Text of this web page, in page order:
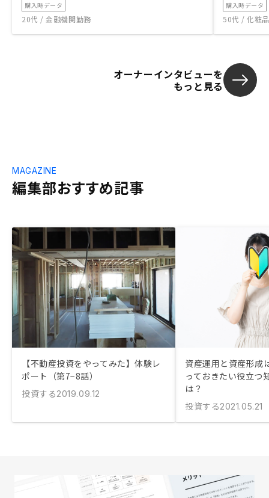
購入時データ
20代 / 金融機関勤務
購入時データ
50代 / 化粧
オーナーインタビューを
もっと見る
編集部おすすめ記事
MAGAZINE
【不動産投資をやってみた】体験レ
ポート（第7−8話）
投資する2019.09.12
資産運用と資産形成
っておきたい役立つ
は？
投資する2021.05.21